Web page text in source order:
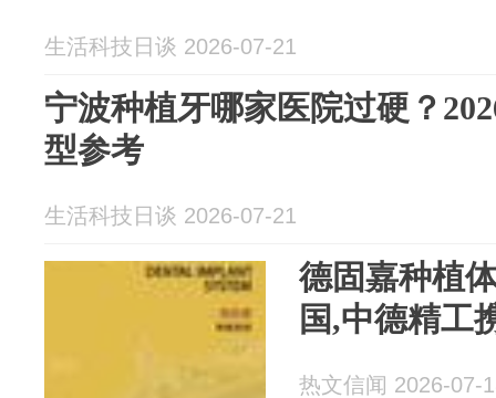
生活科技日谈 2026-07-21
宁波种植牙哪家医院过硬？
型参考
生活科技日谈 2026-07-21
德固嘉种植
国,中德精工
热文信闻 2026-07-